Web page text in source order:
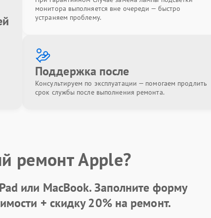
монитора выполняется вне очереди — быстро
устраняем проблему.
Поддержка после
Консультируем по эксплуатации — помогаем продлить
срок службы после выполнения ремонта.
ремонт Apple?
или MacBook.Заполните форму
+ скидку 20%на ремонт.